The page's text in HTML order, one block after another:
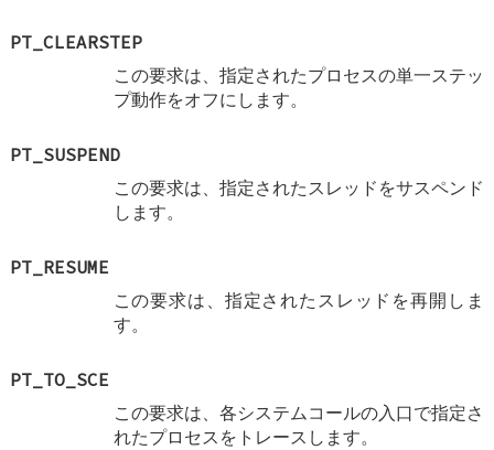
PT_CLEARSTEP
この要求は、指定されたプロセスの単一ステッ
プ動作をオフにします。
PT_SUSPEND
この要求は、指定されたスレッドをサスペンド
します。
PT_RESUME
この要求は、指定されたスレッドを再開しま
す。
PT_TO_SCE
この要求は、各システムコールの入口で指定さ
れたプロセスをトレースします。